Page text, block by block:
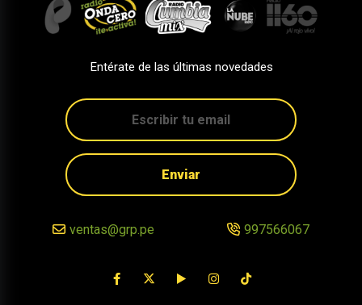
Entérate de las últimas novedades
Enviar
ventas@grp.pe 997566067